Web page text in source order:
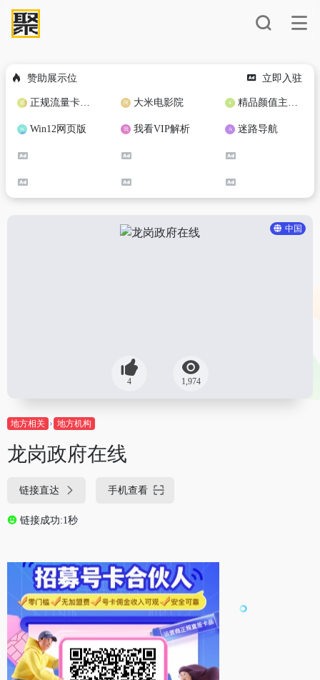
赞助展示位 立即入驻
正规流量卡免费加盟合作 大米电影院 精品颜值主播定制
Win12网页版 我看VIP解析 迷路导航
中国
4 1,974
地方相关 地方机构
龙岗政府在线
链接直达 手机查看
链接成功:1秒